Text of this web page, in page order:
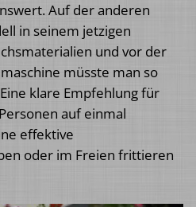
Auf der anderen
in seinem jetzigen
und vor der
müsste man so
klare Empfehlung für
auf einmal
effektive
oder im Freien frittieren